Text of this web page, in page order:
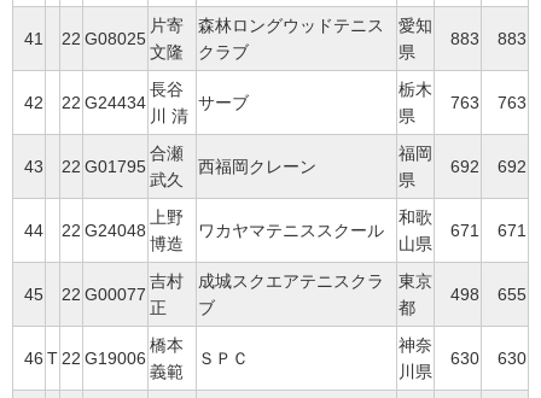
41 22 G08025
片寄
文隆
森林ロングウッドテニス
クラブ
愛知
県
883 883
42 22 G24434
長谷
川 清
サーブ
栃木
県
763 763
43 22 G01795
合瀬
武久
西福岡クレーン
福岡
県
692 692
44 22 G24048
上野
博造
ワカヤマテニススクール
和歌
山県
671 671
45 22 G00077
吉村
正
成城スクエアテニスクラ
ブ
東京
都
498 655
46 T 22 G19006
橋本
義範
ＳＰＣ
神奈
川県
630 630